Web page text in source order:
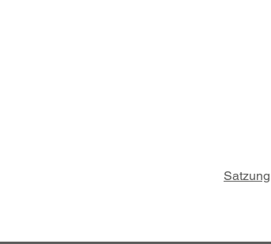
Satzung